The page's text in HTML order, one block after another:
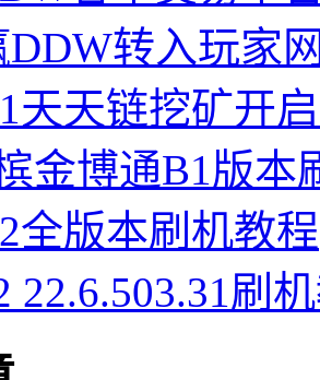
DDW转入玩家
天天链挖矿开
金博通B1版本
全版本刷机教程
22.6.503.31刷